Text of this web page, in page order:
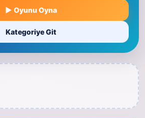
▶ Oyunu Oyna
Kategoriye Git